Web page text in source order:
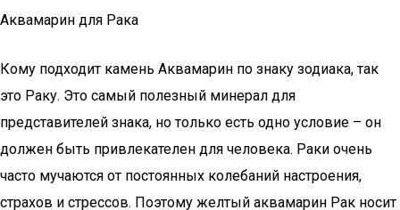
Аквамарин для Рака
Кому подходит камень Аквамарин по знаку зодиака, так
это Раку. Это самый полезный минерал для
представителей знака, но только есть одно условие – он
должен быть привлекателен для человека. Раки очень
часто мучаются от постоянных колебаний настроения,
страхов и стрессов. Поэтому желтый аквамарин Рак носит